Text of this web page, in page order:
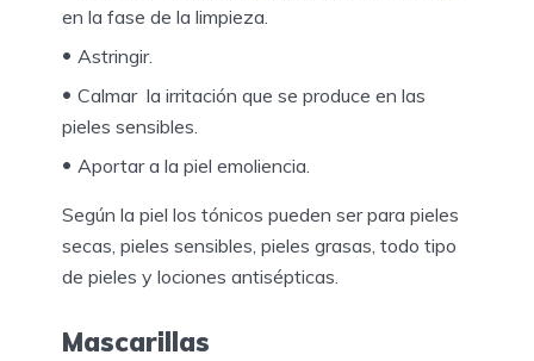
en la fase de la limpieza.
Astringir.
Calmar la irritación que se produce en las
pieles sensibles.
Aportar a la piel emoliencia.
Según la piel los tónicos pueden ser para pieles
secas, pieles sensibles, pieles grasas, todo tipo
de pieles y lociones antisépticas.
Mascarillas